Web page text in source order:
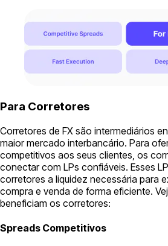
Para Corretores
Corretores de FX são intermediários
maior mercado interbancário. Para
competitivos aos seus clientes, os
conectar com LPs confiáveis. Esses
corretores a liquidez necessária para
compra e venda de forma eficiente.
beneficiam os corretores:
Spreads Competitivos